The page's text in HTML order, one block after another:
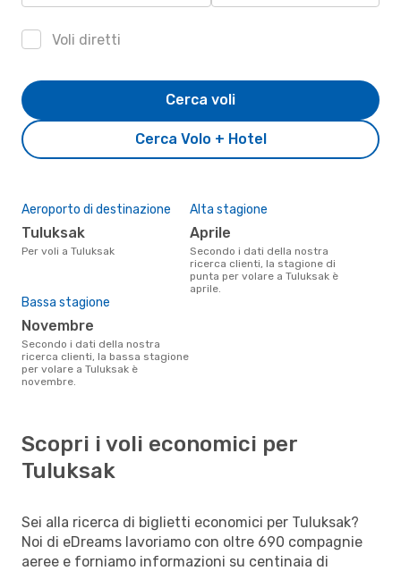
Voli diretti
Cerca Volo + Hotel
Cerca voli
Aeroporto di destinazione
Tuluksak
Per voli a Tuluksak
Alta stagione
aprile
Secondo i dati della nostra
ricerca clienti, la stagione di
punta per volare a Tuluksak è
aprile.
Bassa stagione
novembre
Secondo i dati della nostra
ricerca clienti, la bassa stagione
per volare a Tuluksak è
novembre.
Scopri i voli economici per
Tuluksak
Sei alla ricerca di biglietti economici per Tuluksak?
Noi di eDreams lavoriamo con oltre 690 compagnie
aeree e forniamo informazioni su centinaia di